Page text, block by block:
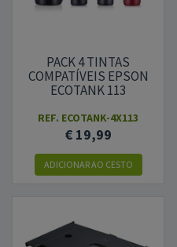
PACK 4 TINTAS
COMPATÍVEIS EPSON
ECOTANK 113
REF. ECOTANK-4X113
€ 19,99
ADICIONARAO CESTO